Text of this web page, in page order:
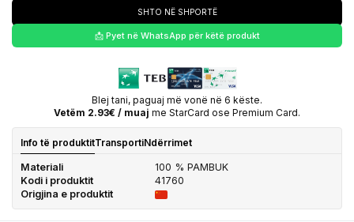
SHTO NË SHPORTË
📩 Pyet në WhatsApp për këtë produkt
Blej tani, paguaj më vonë në 6 këste.
Vetëm 2.93€ / muaj me StarCard ose Premium Card.
Info të produktitTransportiNdërrimet
Materiali
100 % PAMBUK
Kodi i produktit
41760
Origjina e produktit